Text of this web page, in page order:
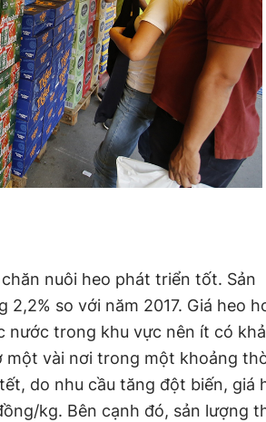
nuôi heo phát triển tốt. Sản
so với năm 2017. Giá heo
nước trong khu vực nên ít có khả
vài nơi trong một khoảng
do nhu cầu tăng đột biến, giá
kg. Bên cạnh đó, sản lượng